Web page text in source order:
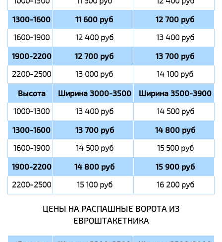
1300-1600 11 600 руб 12 700 руб
1600-1900 12 400 руб 13 400 руб
1900-2200 12 700 руб 13 700 руб
2200-2500 13 000 руб 14 100 руб
Высота Ширина 3000-3500 Ширина 3500-3900
1000-1300 13 400 руб 14 500 руб
1300-1600 13 700 руб 14 800 руб
1600-1900 14 500 руб 15 500 руб
1900-2200 14 800 руб 15 900 руб
2200-2500 15 100 руб 16 200 руб
ЦЕНЫ НА РАСПАШНЫЕ ВОРОТА ИЗ
ЕВРОШТАКЕТНИКА